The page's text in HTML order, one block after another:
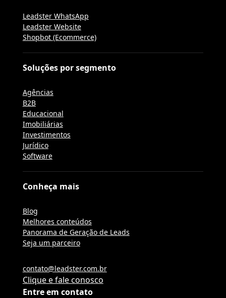
Leadster WhatsApp
Leadster Website
Shopbot (Ecommerce)
Soluções por segmento
Agências
B2B
Educacional
Imobiliárias
Investimentos
Jurídico
Software
Conheça mais
Blog
Melhores conteúdos
Panorama de Geração de Leads
Seja um parceiro
Entre em contato
contato@leadster.com.br
Clique e fale conosco